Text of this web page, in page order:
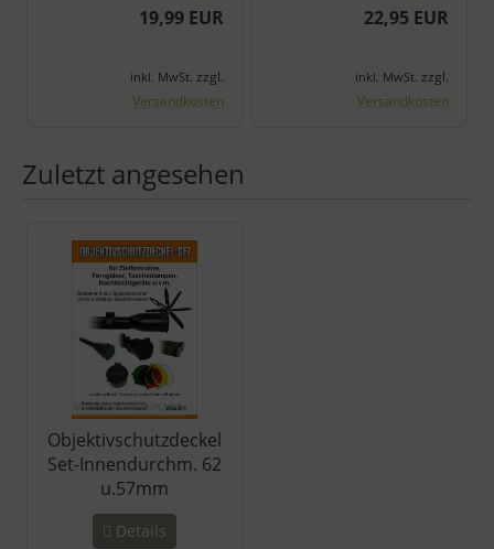
19,99 EUR
inkl. MwSt. zzgl.
Versandkosten
22,95 EUR
inkl. MwSt. zzgl.
Versandkosten
Zuletzt angesehen
Objektivschutzdeckel
Set-Innendurchm. 62
u.57mm
Details